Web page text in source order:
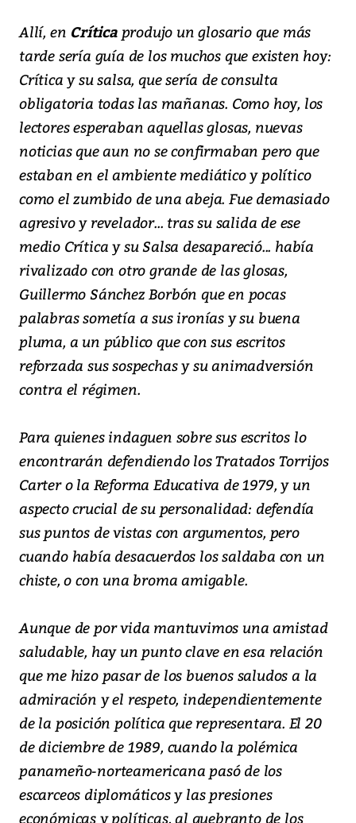
Allí, en Críticaprodujo un glosario que más
tarde sería guía de los muchos que existen hoy:
Crítica y su salsa, que sería de consulta
obligatoria todas las mañanas. Como hoy, los
lectores esperaban aquellas glosas, nuevas
noticias que aun no se confirmaban pero que
estaban en el ambiente mediático y político
como el zumbido de una abeja. Fue demasiado
agresivo y revelador... tras su salida de ese
medio Crítica y su Salsa desapareció... había
rivalizado con otro grande de las glosas,
Guillermo Sánchez Borbón que en pocas
palabras sometía a sus ironías y su buena
pluma, a un público que con sus escritos
reforzada sus sospechas y su animadversión
contra el régimen.
Para quienes indaguen sobre sus escritos lo
encontrarán defendiendo los Tratados Torrijos
Carter o la Reforma Educativa de 1979, y un
aspecto crucial de su personalidad: defendía
sus puntos de vistas con argumentos, pero
cuando había desacuerdos los saldaba con un
chiste, o con una broma amigable.
Aunque de por vida mantuvimos una amistad
saludable, hay un punto clave en esa relación
que me hizo pasar de los buenos saludos a la
admiración y el respeto, independientemente
de la posición política que representara. El 20
de diciembre de 1989, cuando la polémica
panameño-norteamericana pasó de los
escarceos diplomáticos y las presiones
económicas y políticas, al quebranto de los